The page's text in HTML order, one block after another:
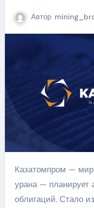
Автор
Казатомпром — мировый лидер по добыче
урана — планирует
облигаций. Стало